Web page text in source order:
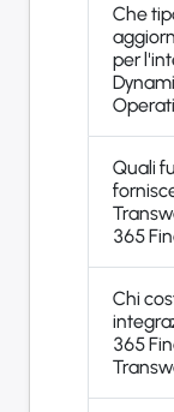
Che
per
Quali
365
Chi
365